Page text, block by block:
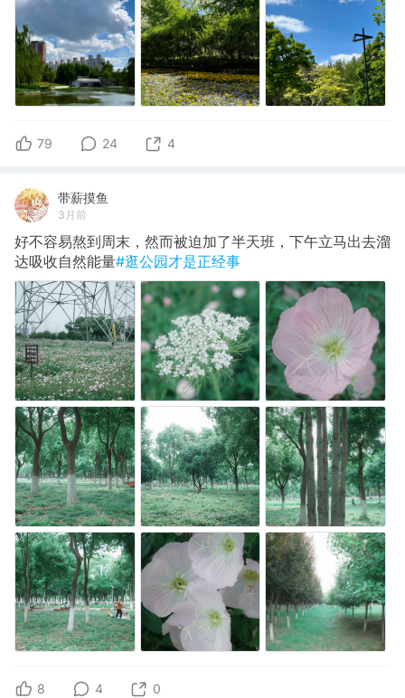
79 24 4
带薪摸鱼
3月前
好不容易熬到周末，然而被迫加了半天班，下午立马出去溜
达吸收自然能量#逛公园才是正经事
8 4 0